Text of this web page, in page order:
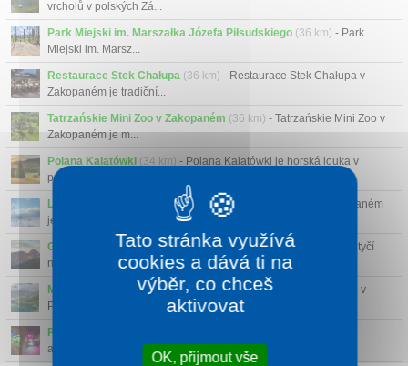
vrcholů v polských Zá...
Park Miejski im. Marszałka Józefa Piłsudskiego (36 km) - Park
Miejski im. Marsz...
Restaurace Stek Chałupa (36 km) - Restaurace Stek Chałupa v
Zakopaném je tradiční...
Tatrzańskie Mini Zoo v Zakopaném (36 km) - Tatrzańskie Mini Zoo v
Zakopaném je m...
Polana Kalatówki (34 km) - Polana Kalatówki je horská louka v
polských Tatrách ne...
Lyžařský areál Ugory (39 km)
- Lyžařský areál Ugory v Zakopaném
je menší a kli...
Giewont (32 km)- Giewont je hora v polských Tatrách, která se tyčí
nad městem Zak...
Morskie Oko (35 km)- Nejslavnější horské jezero Morskie Oko v
Polsku vypadá jako ...
Podvodní Svět Zakopane
atmosférické akvárium sc...
Tato stránka využívá
cookies a dává ti na
výběr, co chceš
aktivovat
OK, přijmout vše